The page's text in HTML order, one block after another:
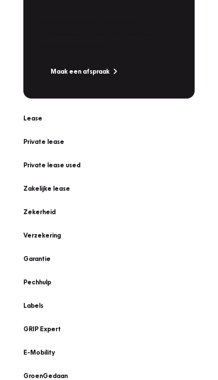
Maak een afspraak
Lease
Private lease
Private lease used
Zakelijke lease
Zekerheid
Verzekering
Garantie
Pechhulp
Labels
GRIP Expert
E-Mobility
GroenGedaan